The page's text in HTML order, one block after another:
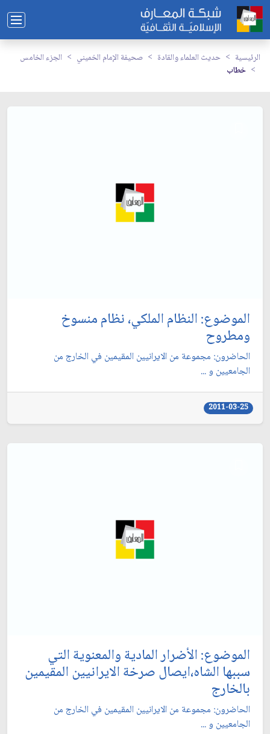
الرئيسية حديث العلماء والقادة صحيفة الإمام الخميني
الجزء الخامس
خطاب
الموضوع: النظام الملكي، نظام منسوخ
ومطروح‏
الحاضرون: مجموعة من الايرانيين المقيمين في الخارج من
الجامعيين و ...
2011-03-25
الموضوع: الأضرار المادية والمعنوية التي
سببها الشاه،ايصال صرخة الايرانيين المقيمين
بالخارج
الحاضرون: مجموعة من الايرانيين المقيمين في الخارج من
الجامعيين و ...